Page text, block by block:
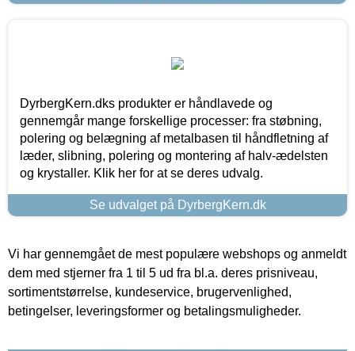
DyrbergKern.dks produkter er håndlavede og
gennemgår mange forskellige processer: fra støbning,
polering og belægning af metalbasen til håndfletning af
læder, slibning, polering og montering af halv-ædelsten
og krystaller. Klik her for at se deres udvalg.
Se udvalget på DyrbergKern.dk
Vi har gennemgået de mest populære webshops og anmeldt
dem med stjerner fra 1 til 5 ud fra bl.a. deres prisniveau,
sortimentstørrelse, kundeservice, brugervenlighed,
betingelser, leveringsformer og betalingsmuligheder.